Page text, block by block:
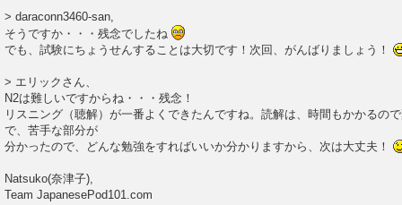
> daraconn3460-san,
そうですか・・・残念でしたね
でも、試験にちょうせんすることは大切です！次回、がんばりましょう！
> エリックさん、
N2は難しいですからね・・・残念！
リスニング（聴解）が一番よくできたんですね。読解は、時間もかかるの
で、苦手な部分が
分かったので、どんな勉強をすればいいか分かりますから、次は大丈夫！
Natsuko(奈津子),
Team JapanesePod101.com